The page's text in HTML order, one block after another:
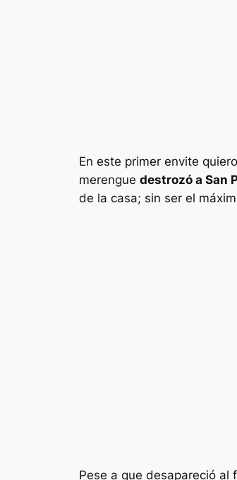
En este primer envite
merengue destrozó a San
de la casa; sin ser el
Pese a que desapareció